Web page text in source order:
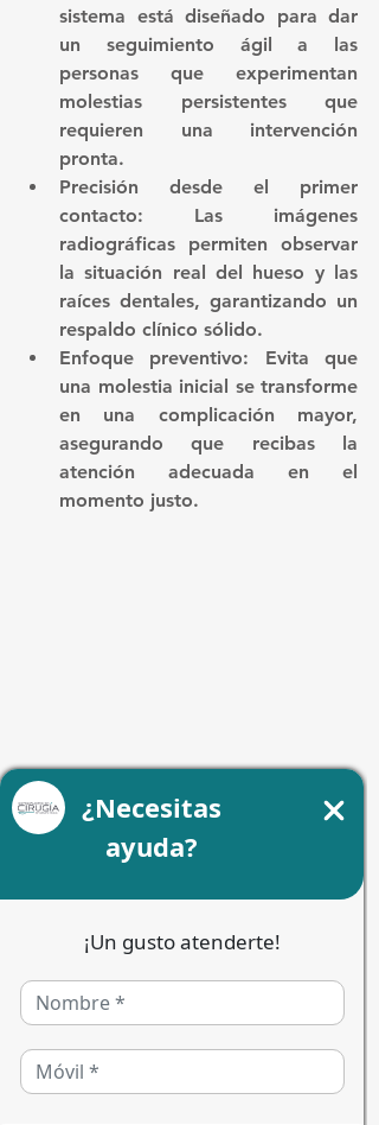
sistema está diseñado para dar
un seguimiento ágil a las
personas que experimentan
molestias persistentes que
requieren una intervención
pronta.
Precisión desde el primer
contacto: Las imágenes
radiográficas permiten observar
la situación real del hueso y las
raíces dentales, garantizando un
respaldo clínico sólido.
Enfoque preventivo: Evita que
una molestia inicial se transforme
en una complicación mayor,
asegurando que recibas la
atención adecuada en el
momento justo.
Uso de radiografías
			Uso de radiografías
Olvida el dolor, tu
bienestar es nuestra
prioridad absoluta
Tomar la iniciativa de resolver un